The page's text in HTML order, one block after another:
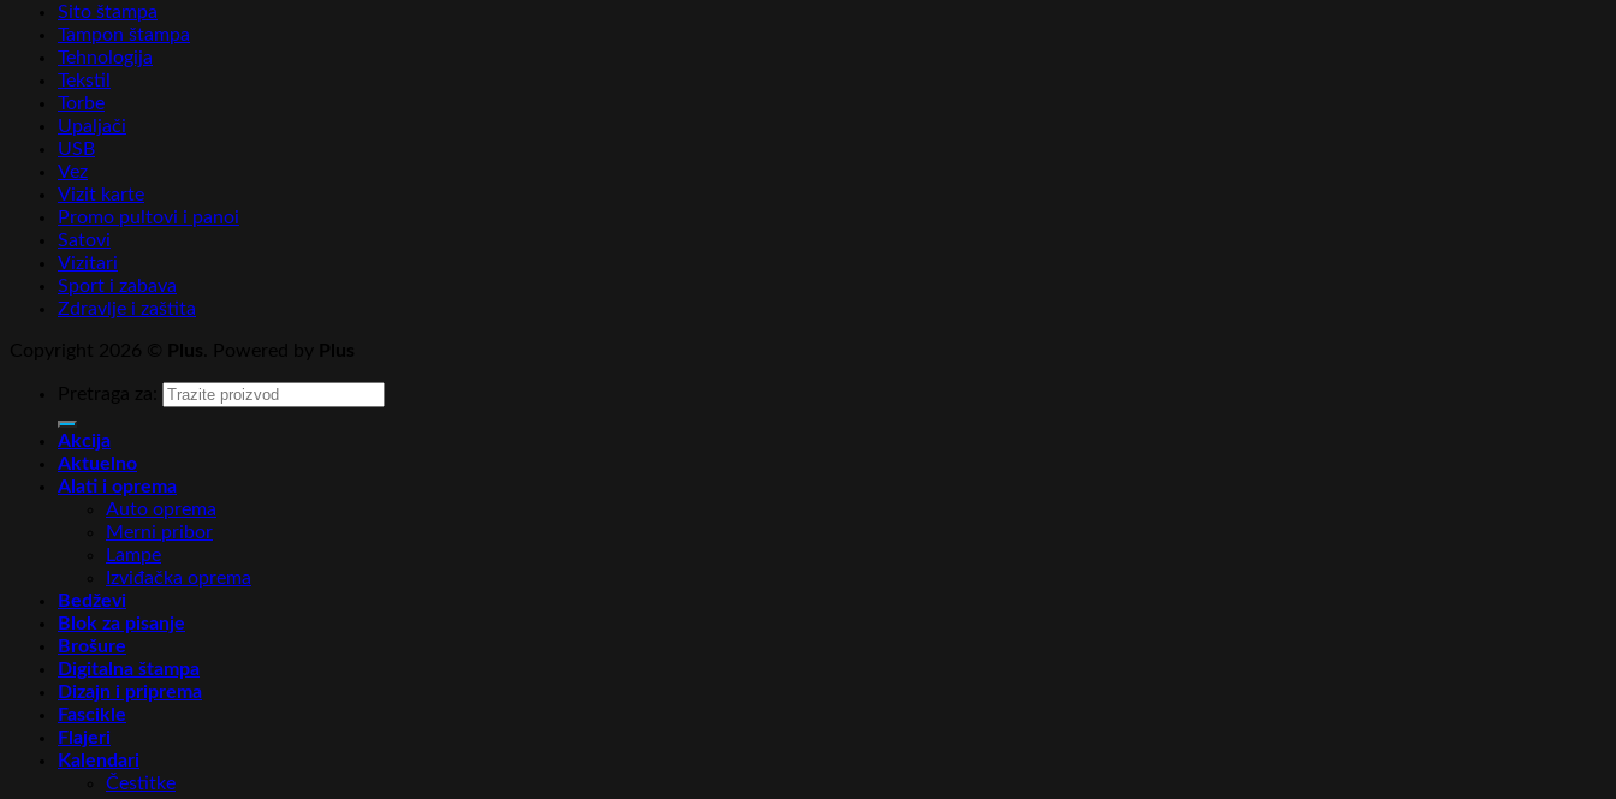
Sito štampa
Tampon štampa
Tehnologija
Tekstil
Torbe
Upaljači
USB
Vez
Vizit karte
Promo pultovi i panoi
Satovi
Vizitari
Sport i zabava
Zdravlje i zaštita
Akcija
Aktuelno
Alati i oprema
Auto oprema
Merni pribor
Lampe
Izviđačka oprema
Bedževi
Blok za pisanje
Brošure
Digitalna štampa
Dizajn i priprema
Fascikle
Flajeri
Kalendari
Čestitke